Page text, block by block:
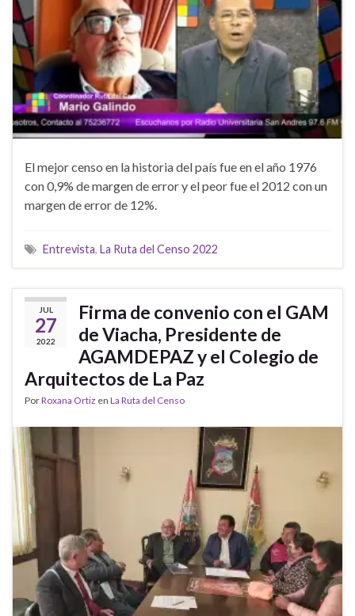
El mejor censo en la historia del país fue en el año 1976
con 0,9% de margen de error y el peor fue el 2012 con un
margen de error de 12%.
Entrevista, La Ruta del Censo 2022
JUL
27
2022
Firma de convenio con el GAM
de Viacha, Presidente de
AGAMDEPAZ y el Colegio de
Arquitectos de La Paz
PorRoxana Ortiz en La Ruta del Censo